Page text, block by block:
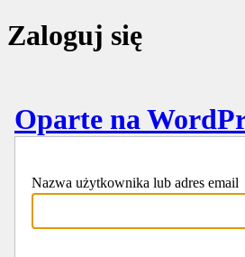
Zaloguj się
Oparte na
Nazwa użytkownika lub adres email